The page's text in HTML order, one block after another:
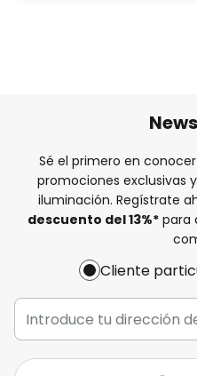
Sé el primero en
promociones exclusivas
iluminación. Regístrate
descuento del13%* para
Cliente